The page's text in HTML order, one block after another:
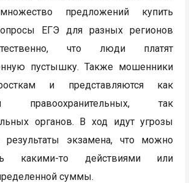
предложений купить
ЕГЭ для разных регионов
что люди платят
пустышку. Также мошенники
и представляются как
правоохранительных, так
органов. В ход идут угрозы
результаты экзамена, что можно
какими-то действиями или
суммы.